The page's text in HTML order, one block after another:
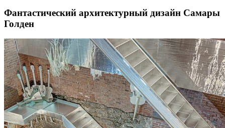
Фантастический архитектурный дизайн Самары
Голден